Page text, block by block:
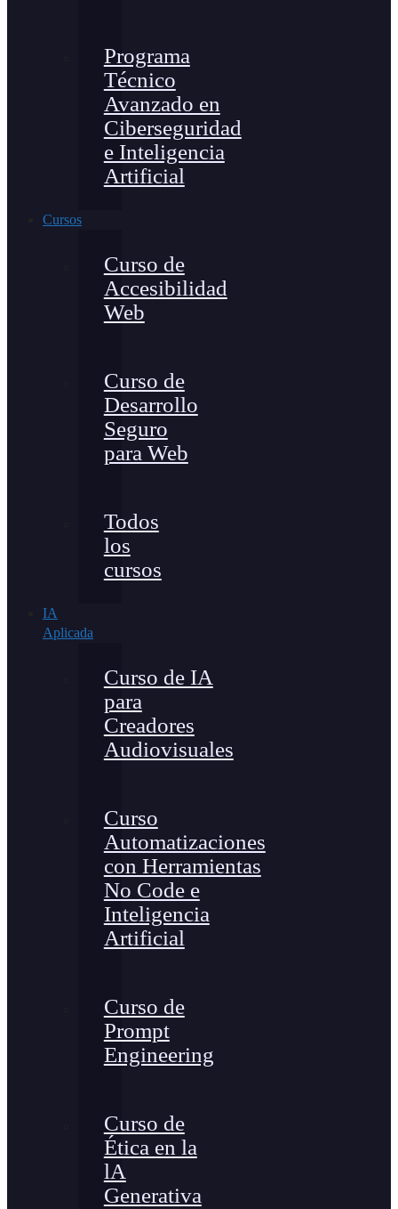
Programa
Técnico
Avanzado en
Ciberseguridad
e Inteligencia
Artificial
Cursos
Curso de
Accesibilidad
Web
Curso de
Desarrollo
Seguro
para Web
Todos
los
cursos
IA
Aplicada
Curso de IA
para
Creadores
Audiovisuales
Curso
Automatizaciones
con Herramientas
No Code e
Inteligencia
Artificial
Curso de
Prompt
Engineering
Curso de
Ética en la
lA
Generativa